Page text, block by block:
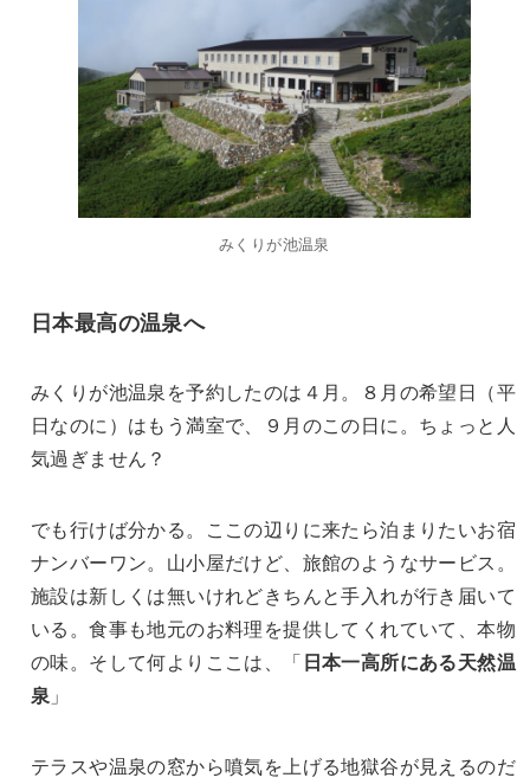
みくりが池温泉
日本最高の温泉へ
みくりが池温泉を予約したのは４月。８月の希望日（平
日なのに）はもう満室で、９月のこの日に。ちょっと人
気過ぎません？
でも行けば分かる。ここの辺りに来たら泊まりたいお宿
ナンバーワン。山小屋だけど、旅館のようなサービス。
施設は新しくは無いけれどきちんと手入れが行き届いて
いる。食事も地元のお料理を提供してくれていて、本物
の味。そして何よりここは、「日本一高所にある天然温
泉 」
テラスや温泉の窓から噴気を上げる地獄谷が見えるのだ